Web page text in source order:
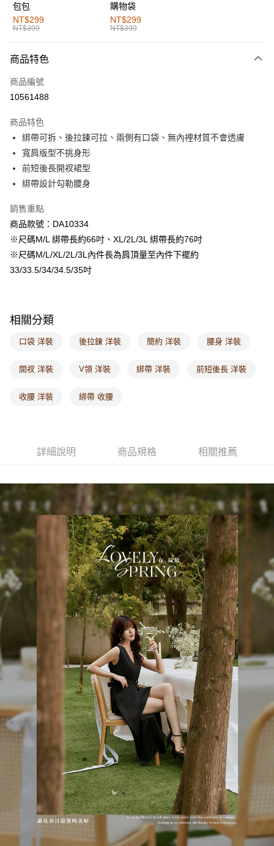
全家取貨付款
每筆NT$60，滿NT$1,000(含以上)免運費
付款後全家取貨
萊爾富取貨付款
付款後萊爾富取貨
每筆NT$60，滿NT$1,000(含以上)免運費
7-11取貨付款
每筆NT$60，滿NT$1,000(含以上)免運費
付款後7-11取貨
每筆NT$60，滿NT$1,000(含以上)免運費
宅配
每筆NT$120，滿NT$1,000(含以上)免運費
海外配送-歐美地區 查看運費
包包
NT$299
NT$399
購物袋
NT$299
NT$399
商品特色
商品編號
10561488
商品特色
綁帶可拆、後拉鍊可拉、兩側有口袋、無內裡材質不會透膚
寬肩版型不挑身形
前短後長開衩裙型
綁帶設計勾勒腰身
銷售重點
商品款號：DA10334
※尺碼M/L 綁帶長約66吋、XL/2L/3L 綁帶長約76吋
※尺碼M/L/XL/2L/3L內件長為肩頂量至內件下襬約
33/33.5/34/34.5/35吋
相關分類
口袋 洋裝 後拉鍊 洋裝 簡約 洋裝 腰身 洋裝
開衩 洋裝 V領 洋裝 綁帶 洋裝 前短後長 洋裝
收腰 洋裝 綁帶 收腰
詳細說明 商品規格 相關推薦